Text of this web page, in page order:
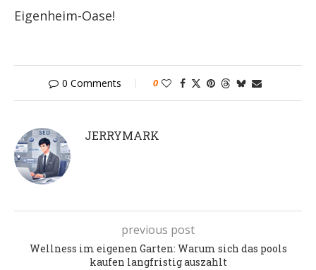
Eigenheim-Oase!
0 Comments 0
JERRYMARK
previous post
Wellness im eigenen Garten: Warum sich das pools
kaufen langfristig auszahlt